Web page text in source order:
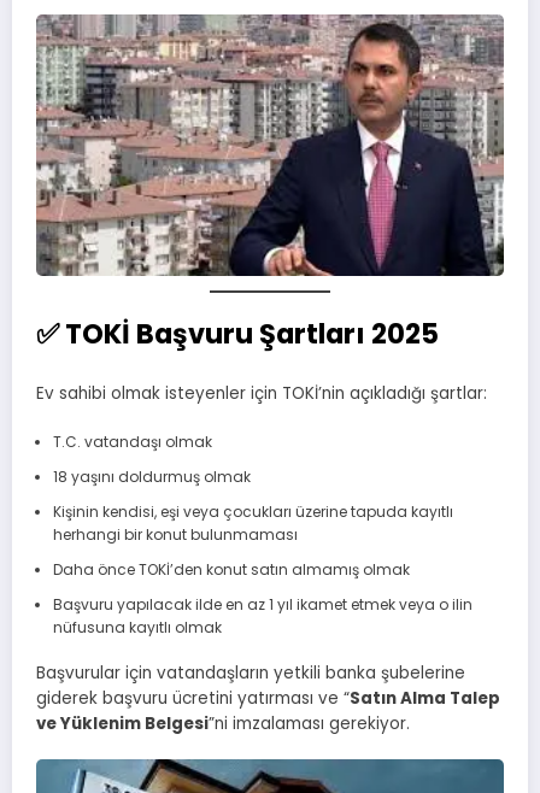
✅ TOKİ Başvuru Şartları 2025
Ev sahibi olmak isteyenler için TOKİ’nin açıkladığı şartlar:
T.C. vatandaşı olmak
18 yaşını doldurmuş olmak
Kişinin kendisi, eşi veya çocukları üzerine tapuda kayıtlı
herhangi bir konut bulunmaması
Daha önce TOKİ’den konut satın almamış olmak
Başvuru yapılacak ilde en az 1 yıl ikamet etmek veya o ilin
nüfusuna kayıtlı olmak
Başvurular için vatandaşların yetkili banka şubelerine
giderek başvuru ücretini yatırması ve “Satın Alma Talep
ve Yüklenim Belgesi”ni imzalaması gerekiyor.